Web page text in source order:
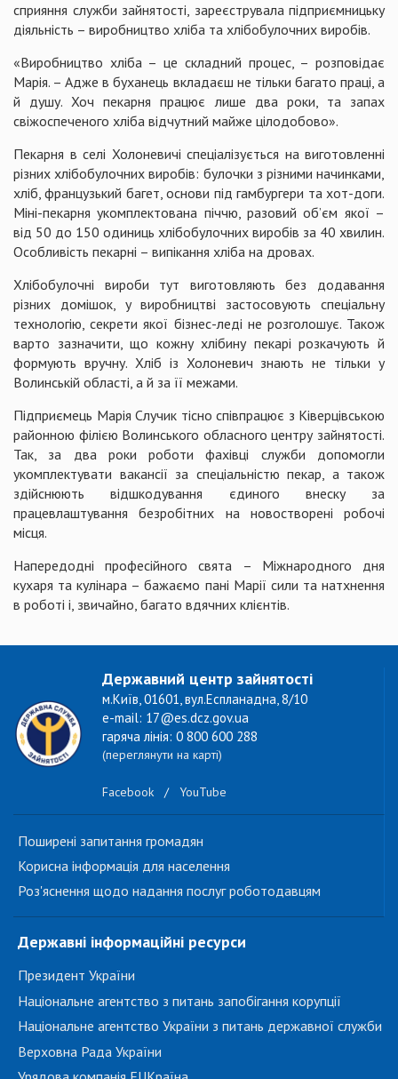
сприяння служби зайнятості, зареєструвала підприємницьку
діяльність – виробництво хліба та хлібобулочних виробів.
«Виробництво хліба – це складний процес, – розповідає
Марія. – Адже в буханець вкладаєш не тільки багато праці, а
й душу. Хоч пекарня працює лише два роки, та запах
свіжоспеченого хліба відчутний майже цілодобово».
Пекарня в селі Холоневичі спеціалізується на виготовленні
різних хлібобулочних виробів: булочки з різними начинками,
хліб, французький багет, основи під гамбургери та хот-доги.
Міні-пекарня укомплектована піччю, разовий об’єм якої –
від 50 до 150 одиниць хлібобулочних виробів за 40 хвилин.
Особливість пекарні – випікання хліба на дровах.
Хлібобулочні вироби тут виготовляють без додавання
різних домішок, у виробництві застосовують спеціальну
технологію, секрети якої бізнес-леді не розголошує. Також
варто зазначити, що кожну хлібину пекарі розкачують й
формують вручну. Хліб із Холоневич знають не тільки у
Волинській області, а й за її межами.
Підприємець Марія Случик тісно співпрацює з Ківерцівською
районною філією Волинського обласного центру зайнятості.
Так, за два роки роботи фахівці служби допомогли
укомплектувати вакансії за спеціальністю пекар, а також
здійснюють відшкодування єдиного внеску за
працевлаштування безробітних на новостворені робочі
місця.
Напередодні професійного свята – Міжнародного дня
кухаря та кулінара – бажаємо пані Марії сили та натхнення
в роботі і, звичайно, багато вдячних клієнтів.
Державний центр зайнятості
м.Київ, 01601, вул.Еспланадна, 8/10
e-mail: 17@es.dcz.gov.ua
гаряча лінія: 0 800 600 288
(переглянути на карті)
Facebook / YouTube
Поширені запитання громадян
Корисна інформація для населення
Роз'яснення щодо надання послуг роботодавцям
Державні інформаційні ресурси
Президент України
Національне агентство з питань запобігання корупції
Національне агентство України з питань державної служби
Верховна Рада України